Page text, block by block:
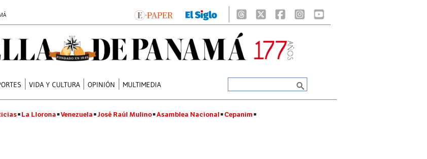
VIDA Y CULTURA OPINIÓN MULTIMEDIA
La Llorona Venezuela José Raúl Mulino Asamblea Nacional Cepanim